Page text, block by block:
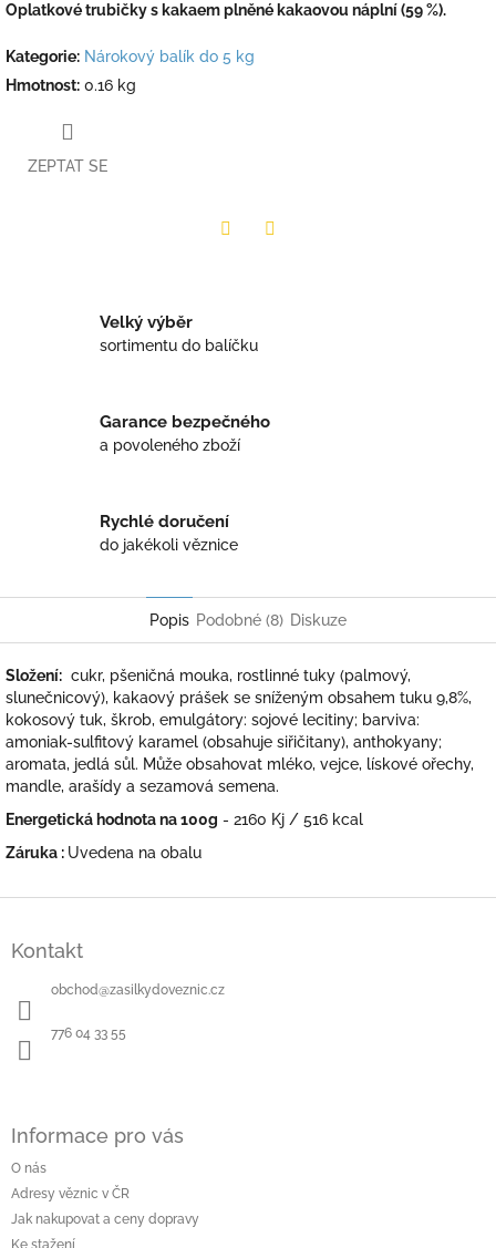
Oplatkové trubičky s kakaem plněné kakaovou náplní (59 %).
Kategorie: Nárokový balík do 5 kg
Hmotnost: 0.16 kg
ZEPTAT SE
Velký výběr
sortimentu do balíčku
Garance bezpečného
a povoleného zboží
Rychlé doručení
do jakékoli věznice
Popis Podobné (8) Diskuze
Složení: cukr, pšeničná mouka, rostlinné tuky (palmový,
slunečnicový), kakaový prášek se sníženým obsahem tuku 9,8%,
kokosový tuk, škrob, emulgátory: sojové lecitiny; barviva:
amoniak-sulfitový karamel (obsahuje siřičitany), anthokyany;
aromata, jedlá sůl. Může obsahovat mléko, vejce, lískové ořechy,
mandle, arašídy a sezamová semena.
Energetická hodnota na 100g - 2160 Kj / 516 kcal
Záruka : Uvedena na obalu
Kontakt
obchod@zasilkydoveznic.cz
776 04 33 55
Informace pro vás
O nás
Adresy věznic v ČR
Jak nakupovat a ceny dopravy